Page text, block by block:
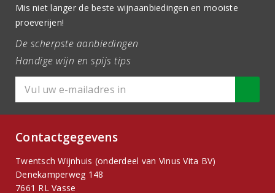
Mis niet langer de beste wijnaanbiedingen en mooiste
proeverijen!
De scherpste aanbiedingen
Handige wijn en spijs tips
Contactgegevens
Twentsch Wijnhuis (onderdeel van Vinus Vita BV)
Denekamperweg 148
7661 RL Vasse